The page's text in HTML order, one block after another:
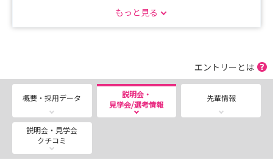
🚩【夏のインターンシップ】日程追加しました！
■日程
・7月25日 (土) 9時～12時
・8月29日 (土) 9時～12時 ※定員に達したため、
受付終了しました
もっと見る
エントリーとは
概要・採用データ
説明会・
見学会/選考情報
先輩情報
説明会・見学会
クチコミ